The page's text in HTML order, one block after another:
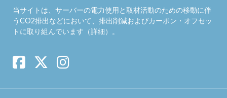
当サイトは、サーバーの電力使用と取材活動のための移動に伴
うCO2排出などにおいて、排出削減およびカーボン・オフセッ
トに取り組んでいます（詳細）。